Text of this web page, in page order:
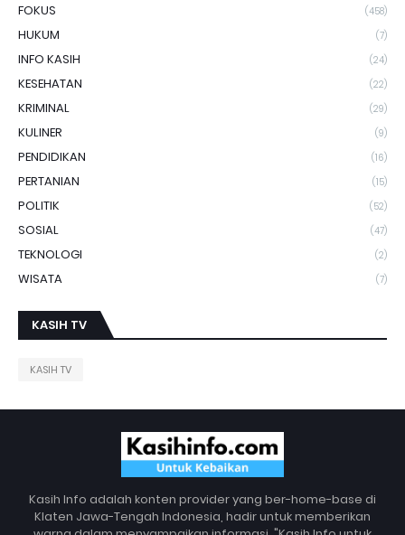
FOKUS (458)
HUKUM (7)
INFO KASIH (24)
KESEHATAN (22)
KRIMINAL (29)
KULINER (9)
PENDIDIKAN (16)
PERTANIAN (15)
POLITIK (52)
SOSIAL (47)
TEKNOLOGI (2)
WISATA (7)
KASIH TV
KASIH TV
Kasih Info adalah konten provider yang ber-home-base di
Klaten Jawa-Tengah Indonesia, hadir untuk memberikan